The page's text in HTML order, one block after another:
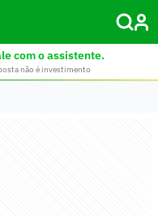
com o assistente.
não é investimento